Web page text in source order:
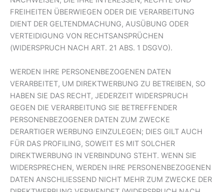
FREIHEITEN ÜBERWIEGEN ODER DIE VERARBEITUNG
DIENT DER GELTENDMACHUNG, AUSÜBUNG ODER
VERTEIDIGUNG VON RECHTSANSPRÜCHEN
(WIDERSPRUCH NACH ART. 21 ABS. 1 DSGVO).
WERDEN IHRE PERSONENBEZOGENEN DATEN
VERARBEITET, UM DIREKTWERBUNG ZU BETREIBEN, SO
HABEN SIE DAS RECHT, JEDERZEIT WIDERSPRUCH
GEGEN DIE VERARBEITUNG SIE BETREFFENDER
PERSONENBEZOGENER DATEN ZUM ZWECKE
DERARTIGER WERBUNG EINZULEGEN; DIES GILT AUCH
FÜR DAS PROFILING, SOWEIT ES MIT SOLCHER
DIREKTWERBUNG IN VERBINDUNG STEHT. WENN SIE
WIDERSPRECHEN, WERDEN IHRE PERSONENBEZOGENEN
DATEN ANSCHLIESSEND NICHT MEHR ZUM ZWECKE DER